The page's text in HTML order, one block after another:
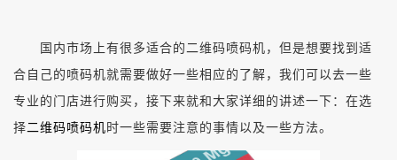
国内市场上有很多适合的二维码喷码机，但是想要找到适
合自己的喷码机就需要做好一些相应的了解，我们可以去一些
专业的门店进行购买，接下来就和大家详细的讲述一下：在选
择 二维码喷码机 时一些需要注意的事情以及一些方法。